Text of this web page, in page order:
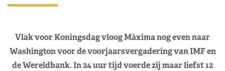
Vlak voor Koningsdag vloog Máxima nog even naar
Washington voor de voorjaarsvergadering van IMF en
de Wereldbank. In 24 uur tijd voerde zij maar liefst 12